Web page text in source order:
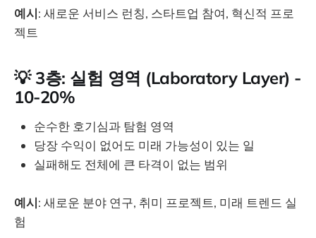
예시: 새로운 서비스 런칭, 스타트업 참여, 혁신적 프로
젝트
💡 3층: 실험 영역 (Laboratory Layer) -
10-20%
순수한 호기심과 탐험 영역
당장 수익이 없어도 미래 가능성이 있는 일
실패해도 전체에 큰 타격이 없는 범위
예시: 새로운 분야 연구, 취미 프로젝트, 미래 트렌드 실
험